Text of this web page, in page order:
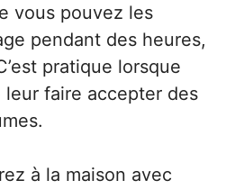
vous pouvez les
pendant des heures,
pratique lorsque
leur faire accepter des
à la maison avec